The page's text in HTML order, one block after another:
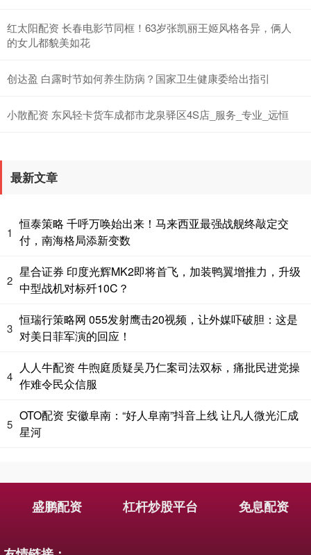
红太阳配资 长春电影节同框！63岁张凯丽王姬风格各异，俩人
的女儿都貌美如花
创达盈 白露时节如何养生防病？国家卫生健康委给出指引
小散配资 东风轻卡货车成都市龙泉驿区4S店_服务_专业_远恒
最新文章
1
恒泰策略 千呼万唤始出来！马来西亚最强战舰终敲定交
付，南海格局添新变数
2
星合证券 印度光辉MK2即将首飞，加装鸭翼增推力，升级
中型战机对标歼10C？
3
恒瑞行策略网 055发射鹰击20视频，让外媒吓破胆：这是
对美日菲军演的回应！
4
人人牛配资 牛煦庭质疑吴乃仁案司法双标，痛批民进党操
作难令民众信服
5
OTO配资 安徽阜南：“好人阜南”抖音上线 让凡人微光汇成
星河
盛鹏配资 杠杆炒股平台 免息配资